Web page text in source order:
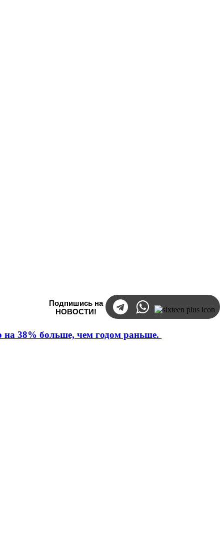
Подпишись на
НОВОСТИ!
на 38% больше, чем годом раньше.